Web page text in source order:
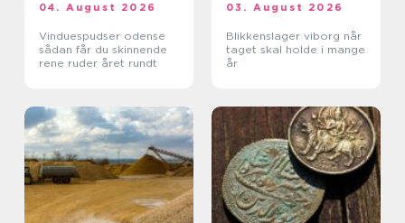
04. August 2026
Vinduespudser odense
sådan får du skinnende
rene ruder året rundt
03. August 2026
Blikkenslager viborg når
taget skal holde i mange
år